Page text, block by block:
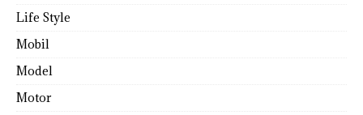
Life Style
Mobil
Model
Motor